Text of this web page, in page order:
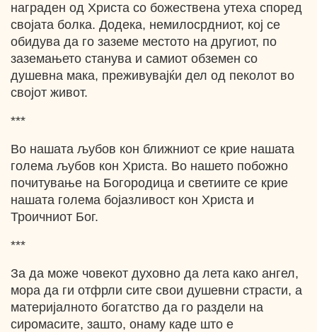
награден од Христа со божествена утеха според
својата болка. Додека, немилосрдниот, кој се
обидува да го заземе местото на другиот, по
заземањето станува и самиот обземен со
душевна мака, преживувајќи дел од пеколот во
својот живот.
***
Во нашата љубов кон ближниот се крие нашата
голема љубов кон Христа. Во нашето побожно
почитување на Богородица и светиите се крие
нашата голема бојазливост кон Христа и
Троичниот Бог.
***
За да може човекот духовно да лета како ангел,
мора да ги отфрли сите свои душевни страсти, а
материјалното богатство да го раздели на
сиромасите, зашто, онаму каде што е